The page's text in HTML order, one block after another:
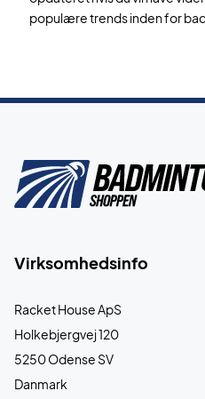
populære trends inden for
Virksomhedsinfo
Racket House ApS
Holkebjergvej 120
5250 Odense SV
Danmark